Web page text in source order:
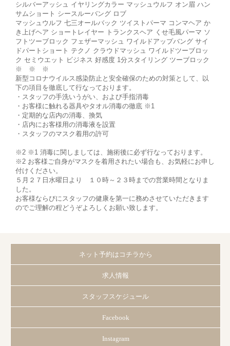
シルバーアッシュ イヤリングカラー マッシュウルフ オン眉 ハン
サムショート シースルーバング ロブ
マッシュウルフ 七三オールバック ツイストパーマ コンマヘア か
き上げヘア ショートレイヤー トランクスヘア くせ毛風パーマ ソ
フトツーブロック フェザーマッシュ ワイルドアップバング サイ
ドパートショート テクノ クラウドマッシュ ワイルドツーブロッ
ク セミウエット ビジネス 好感度 1分スタイリング ツーブロック
※ ※ ※
新型コロナウイルス感染防止と安全確保のための対策として、以
下の項目を徹底して行なっております。
・スタッフの手洗いうがい、および手指消毒
・お客様に触れる器具やタオル消毒の徹底 ※1
・定期的な店内の消毒、換気
・店内にお客様用の消毒液を設置
・スタッフのマスク着用の許可
※2 ※1 消毒に関しましては、施術後に必ず行なっております。
※2 お客様ご自身がマスクを着用されたい場合も、お気軽にお申し
付けください。
５月２７日水曜日より １０時～２３時までの営業時間となりま
した。
お客様ならびにスタッフの健康を第一に務めさせていただきます
のでご理解の程どうぞよろしくお願い致します。
ネット予約はコチラから
求人情報
スタッフスケジュール
Facebook
Instagram